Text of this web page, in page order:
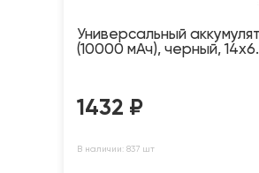
Универсальный
(10000 мАч), черный,
1432 ₽
В наличии: 837 шт